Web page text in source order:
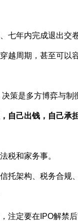
七年内完成退出交
越周期，甚至可以
策是多方博弈与制
自己出钱，自己承
税和家务事。
托架构、税务合规
注定要在 IPO解禁